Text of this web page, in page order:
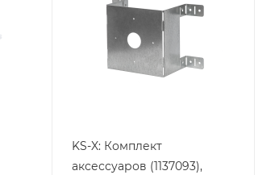
KS-X: Комплект
аксессуаров (1137093),